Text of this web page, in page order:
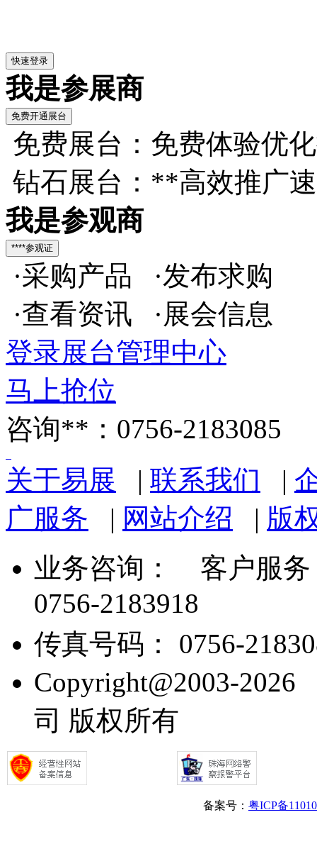
我是参展商
免费展台：免费体验优
钻石展台：**高效推广
我是参观商
·采购产品 ·发布求购
·查看资讯 ·展会信息
登录展台管理中心
马上抢位
咨询**：0756-2183085
关于易展 | 联系我们 |
广服务 | 网站介绍 | 版
业务咨询：
客户服务
0756-2183918
传真号码： 0756-
Copyright@2003-
司 版权所有
备案号： 粤ICP备